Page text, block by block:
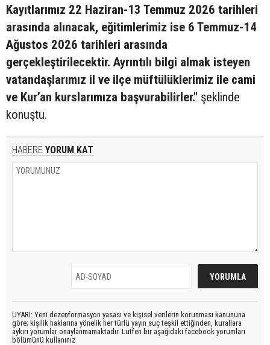
Kayıtlarımız 22 Haziran-13 Temmuz 2026 tarihleri
arasında alınacak, eğitimlerimiz ise 6 Temmuz-14
Ağustos 2026 tarihleri arasında
gerçekleştirilecektir. Ayrıntılı bilgi almak isteyen
vatandaşlarımız il ve ilçe müftülüklerimiz ile cami
ve Kur’an kurslarımıza başvurabilirler." şeklinde
konuştu.
HABERE YORUM KAT
UYARI: Yeni dezenformasyon yasası ve kişisel verilerin korunması kanununa
göre; kişilik haklarına yönelik her türlü yayın suç teşkil ettiğinden, kurallara
aykırı yorumlar onaylanmamaktadır. Lütfen bir aşağıdaki facebook yorumları
bölümünü kullanınız